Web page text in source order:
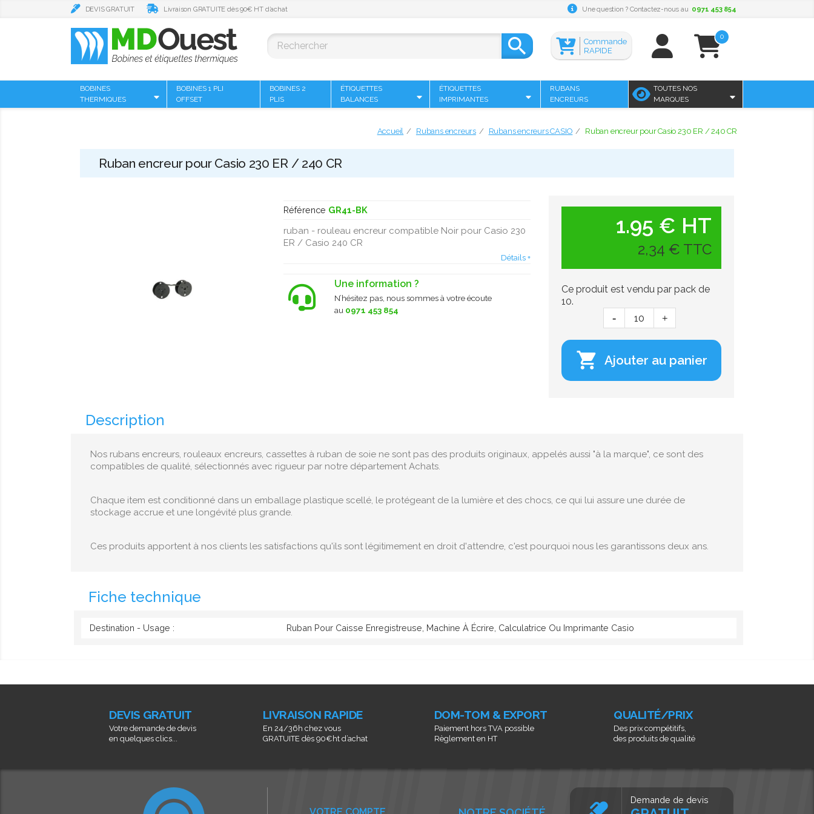
DEVIS GRATUIT Livraison GRATUITE dès 90€ HT d’achat Une question ? Contactez-nous au 0971 453 854
 0
Commande
RAPIDE
BOBINES
THERMIQUES
BOBINES 1 PLI
OFFSET
BOBINES 2
PLIS
ÉTIQUETTES
BALANCES
ÉTIQUETTES
IMPRIMANTES
RUBANS
ENCREURS
TOUTES NOS
MARQUES
Accueil Rubans encreurs Rubans encreurs CASIO Ruban encreur pour Casio 230 ER / 240 CR
Ruban encreur pour Casio 230 ER / 240 CR
Référence GR41-BK
ruban - rouleau encreur compatible Noir pour Casio 230
ER / Casio 240 CR
Détails +
Une information ?
N’hésitez pas, nous sommes à votre écoute
au 0971 453 854
1.95 € HT
2,34 € TTC
Ce produit est vendu par pack de
10.
 Ajouter au panier
Description
Nos rubans encreurs, rouleaux encreurs, cassettes à ruban de soie ne sont pas des produits originaux, appelés aussi "à la marque", ce sont des
compatibles de qualité, sélectionnés avec rigueur par notre département Achats.
Chaque item est conditionné dans un emballage plastique scellé, le protégeant de la lumière et des chocs, ce qui lui assure une durée de
stockage accrue et une longévité plus grande.
Ces produits apportent à nos clients les satisfactions qu'ils sont légitimement en droit d'attendre, c'est pourquoi nous les garantissons deux ans.
Fiche technique
Destination - Usage : Ruban Pour Caisse Enregistreuse, Machine À Écrire, Calculatrice Ou Imprimante Casio
DEVIS GRATUIT
Votre demande de devis
en quelques clics...
LIVRAISON RAPIDE
En 24/36h chez vous
GRATUITE dès 90€ht d’achat
DOM-TOM & EXPORT
Paiement hors TVA possible
Règlement en HT
QUALITÉ/PRIX
Des prix compétitifs,
des produits de qualité
Demande de devis